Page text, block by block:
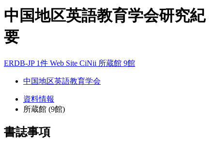
中国地区英語教育学会研究紀
要
ERDB-JP 1件 Web Site CiNii 所蔵館 9館
中国地区英語教育学会
資料情報
所蔵館 (9館)
書誌事項